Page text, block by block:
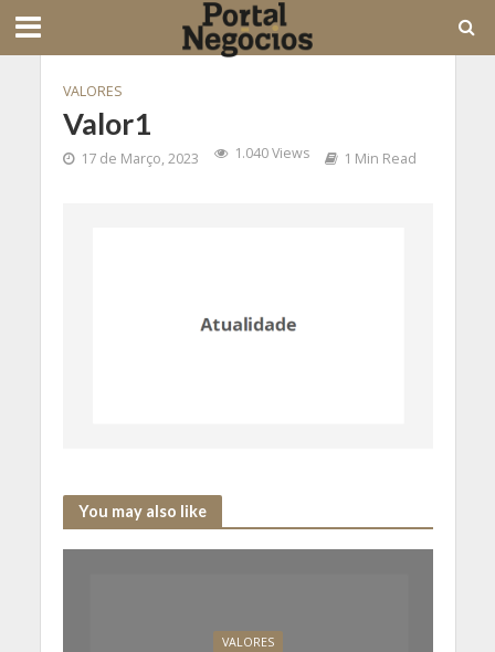
VALORES
Valor1
17 de Março, 2023 1.040 Views 1 Min Read
You may also like
VALORES